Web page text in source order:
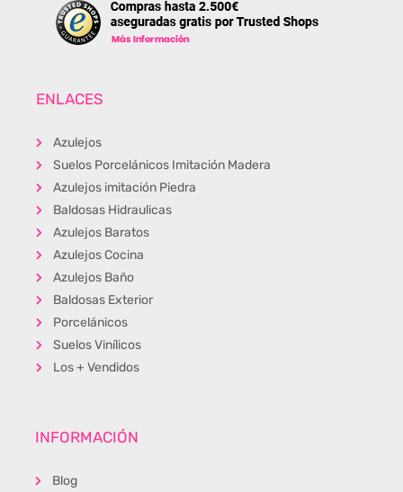
ENLACES
Azulejos
Suelos Porcelánicos Imitación Madera
Azulejos imitación Piedra
Baldosas Hidraulicas
Azulejos Baratos
Azulejos Cocina
Azulejos Baño
Baldosas Exterior
Porcelánicos
Suelos Vinílicos
Los + Vendidos
INFORMACIÓN
Blog